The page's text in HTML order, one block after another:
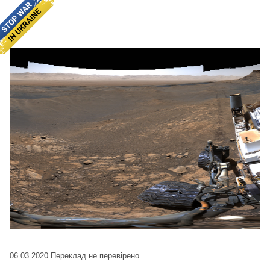
06.03.2020 Переклад не перевірено